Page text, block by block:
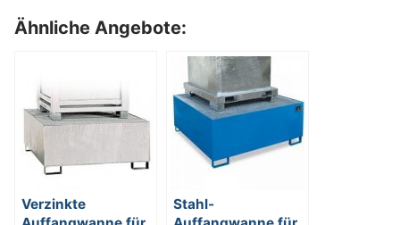
Ähnliche Angebote:
Verzinkte
Stahl-